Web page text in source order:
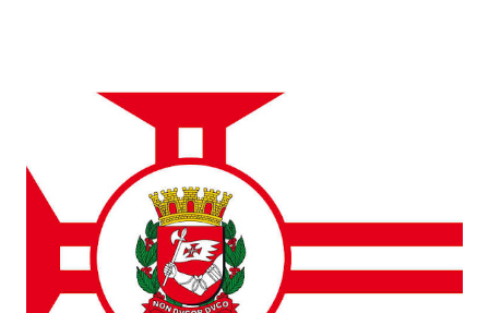
pelo seu cartão-postal: o mar e o Morro Dois Irmãos. A
localidade uma das mais cobiçadas da cidade e um dos
bairros mais caros do país. No último dia 26 de julho, o
Leblon completou 100 anos de histórias. Francisca Ornellas
Teles e Charles Le Blond Charles Le Blond, 1804-1880,
chegou ao Rio de Janeiro em 1830, proveniente de